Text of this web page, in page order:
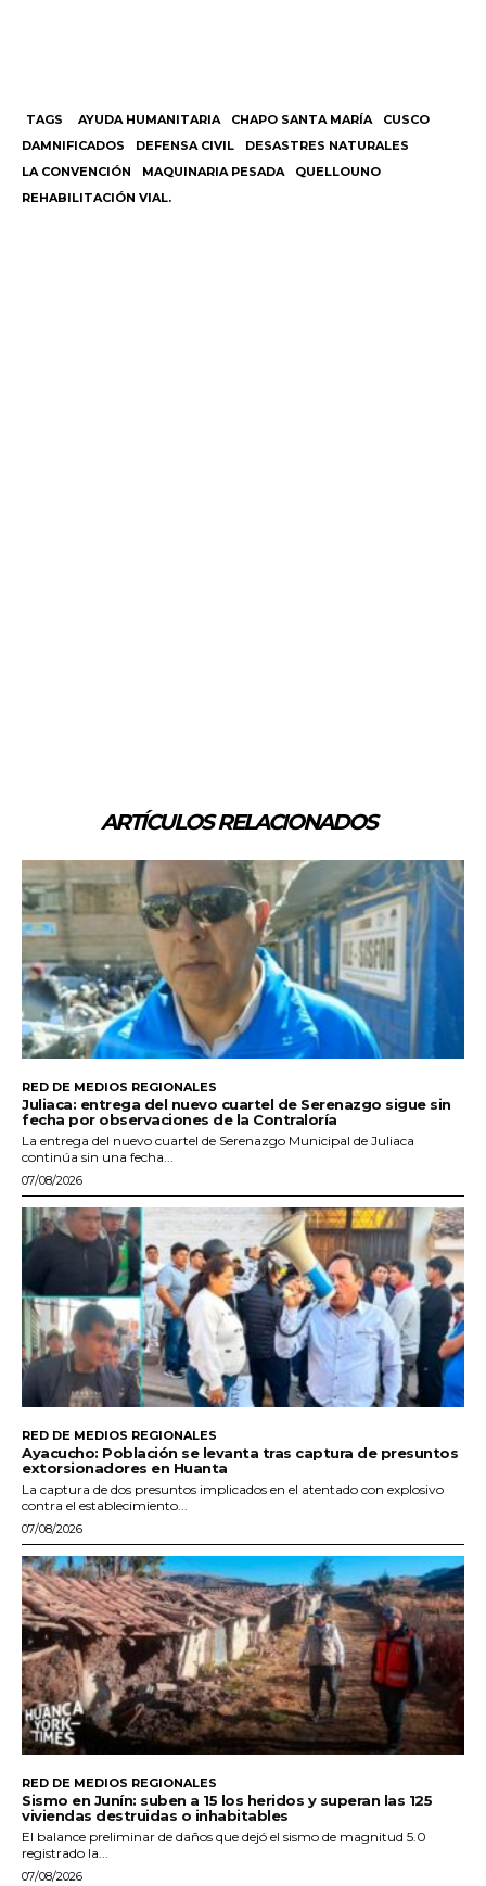
TAGS AYUDA HUMANITARIA CHAPO SANTA MARÍA
CUSCO
DAMNIFICADOS
DEFENSA CIVIL
DESASTRES NATURALES
LA CONVENCIÓN
MAQUINARIA PESADA
QUELLOUNO
REHABILITACIÓN VIAL.
ARTÍCULOS RELACIONADOS
RED DE MEDIOS REGIONALES
Juliaca: entrega del nuevo cuartel de Serenazgo sigue sin
fecha por observaciones de la Contraloría
La entrega del nuevo cuartel de Serenazgo Municipal de Juliaca
continúa sin una fecha...
07/08/2026
RED DE MEDIOS REGIONALES
Ayacucho: Población se levanta tras captura de presuntos
extorsionadores en Huanta
La captura de dos presuntos implicados en el atentado con explosivo
contra el establecimiento...
07/08/2026
RED DE MEDIOS REGIONALES
Sismo en Junín: suben a 15 los heridos y superan las 125
viviendas destruidas o inhabitables
El balance preliminar de daños que dejó el sismo de magnitud 5.0
registrado la...
07/08/2026